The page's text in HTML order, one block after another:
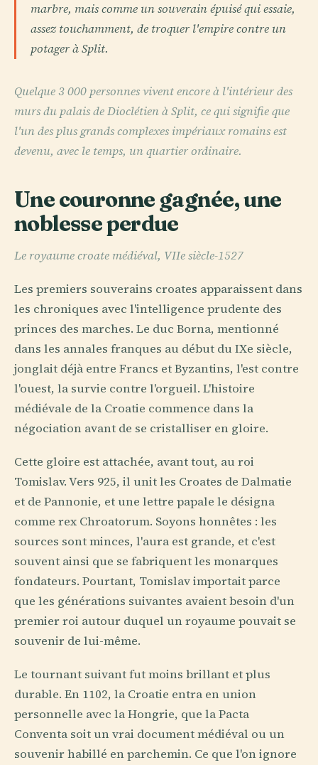
marbre, mais comme un souverain épuisé qui essaie,
assez touchamment, de troquer l'empire contre un
potager à Split.
Quelque 3 000 personnes vivent encore à l'intérieur des
murs du palais de Dioclétien à Split, ce qui signifie que
l'un des plus grands complexes impériaux romains est
devenu, avec le temps, un quartier ordinaire.
Une couronne gagnée, une
noblesse perdue
Le royaume croate médiéval, VIIe siècle-1527
Les premiers souverains croates apparaissent dans
les chroniques avec l'intelligence prudente des
princes des marches. Le duc Borna, mentionné
dans les annales franques au début du IXe siècle,
jonglait déjà entre Francs et Byzantins, l'est contre
l'ouest, la survie contre l'orgueil. L'histoire
médiévale de la Croatie commence dans la
négociation avant de se cristalliser en gloire.
Cette gloire est attachée, avant tout, au roi
Tomislav. Vers 925, il unit les Croates de Dalmatie
et de Pannonie, et une lettre papale le désigna
comme rex Chroatorum. Soyons honnêtes : les
sources sont minces, l'aura est grande, et c'est
souvent ainsi que se fabriquent les monarques
fondateurs. Pourtant, Tomislav importait parce
que les générations suivantes avaient besoin d'un
premier roi autour duquel un royaume pouvait se
souvenir de lui-même.
Le tournant suivant fut moins brillant et plus
durable. En 1102, la Croatie entra en union
personnelle avec la Hongrie, que la Pacta
Conventa soit un vrai document médiéval ou un
souvenir habillé en parchemin. Ce que l'on ignore